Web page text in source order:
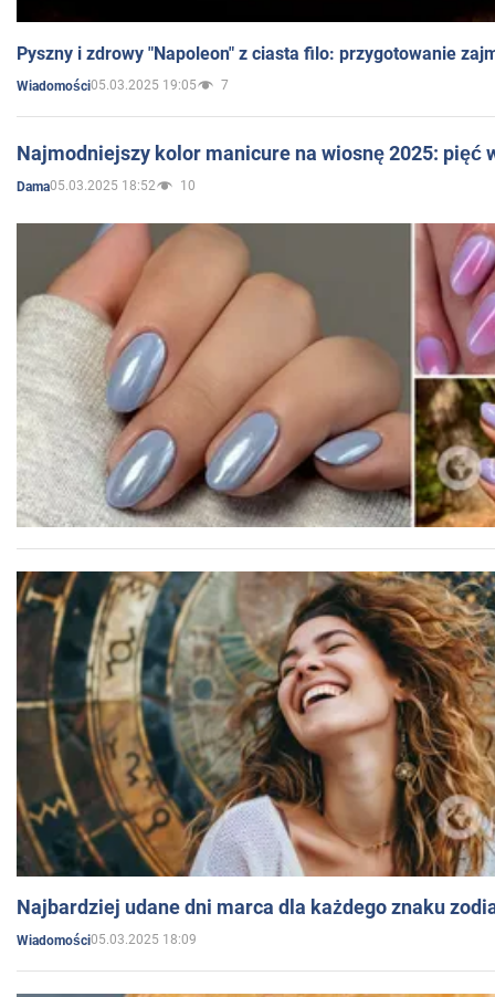
Pyszny i zdrowy "Napoleon" z ciasta filo: przygotowanie
Wiadomości05.03.2025 19:05 7
Najmodniejszy kolor manicure na wiosnę 2025: pięć
Dama05.03.2025 18:52 10
Najbardziej udane dni marca dla każdego znaku
Wiadomości05.03.2025 18:09